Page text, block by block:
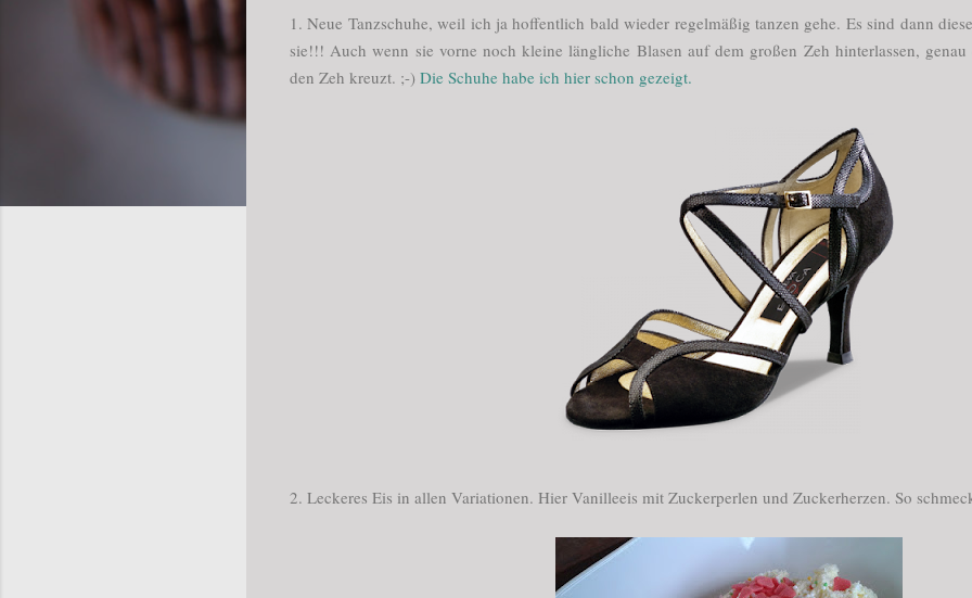
1. Neue Tanzschuhe, weil ich ja hoffentlich bald wieder regelmäßig tanzen gehe. Es sind dann
sie!!! Auch wenn sie vorne noch kleine längliche Blasen auf dem großen Zeh hinterlassen,
den Zeh kreuzt. ;-) Die Schuhe habe ich hier schon gezeigt.
2. Leckeres Eis in allen Variationen. Hier Vanilleeis mit Zuckerperlen und Zuckerherzen. So